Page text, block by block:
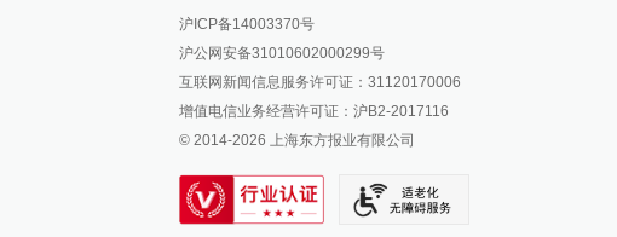
澎湃新闻公众号
澎湃新闻抖音号
派生万物开放平台
IP SHANGHAI
SIXTH TONE
报料邮箱: news@thepaper.cn
沪ICP备14003370号
沪公网安备31010602000299号
互联网新闻信息服务许可证：31120170006
增值电信业务经营许可证：沪B2-2017116
© 2014-2026 上海东方报业有限公司